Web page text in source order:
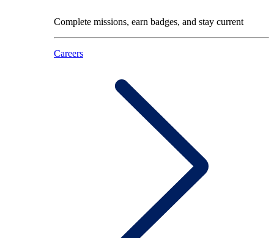
Complete missions, earn badges, and stay current
Careers